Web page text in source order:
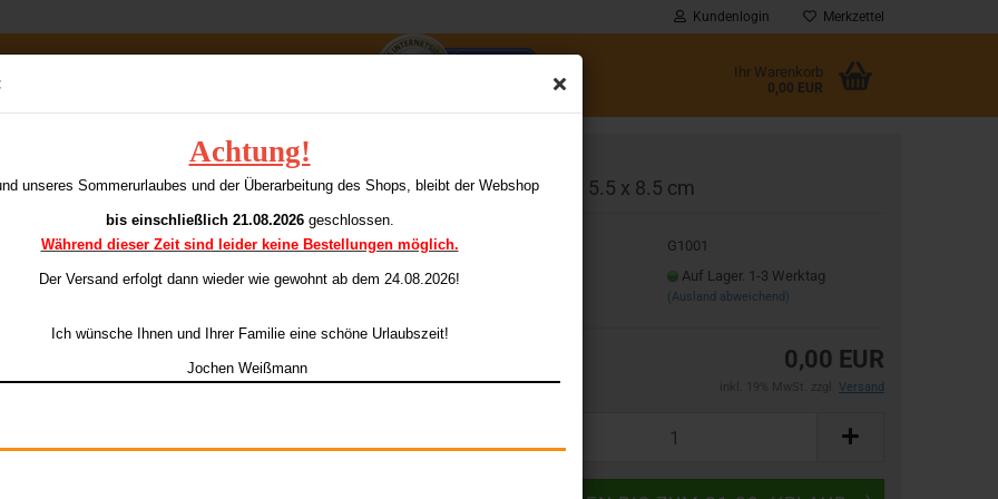
Achtung!
unseres Sommerurlaubes und der Überarbeitung des Shops, bleibt der Webshop
bis einschließlich 21.08.2026geschlossen.
Während dieser Zeit sind leider keine Bestellungen möglich.
Der Versand erfolgt dann wieder wie gewohnt ab dem 24.08.2026!
Ich wünsche Ihnen und Ihrer Familie eine schöne Urlaubszeit!
Jochen Weißmann
Kundenlogin
Passwort
Merkzettel
Ihr Warenkorb
0,00 EUR
Finish-Card 5.5 x 8.5 cm
G1001
Auf Lager. 1-3 Werktag
(Ausland abweichend)
0,00 EUR
Versand